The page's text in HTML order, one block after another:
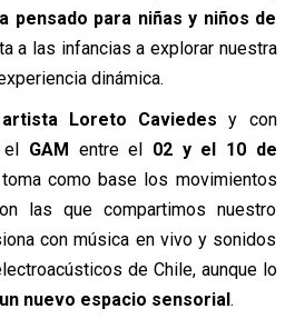
pensado para niñas y niños de
a las infancias a explorar nuestra
dinámica.
artista Loreto Caviedes y con
el GAM entre el 02 y el 10 de
como base los movimientos
las que compartimos nuestro
con música en vivo y sonidos
de Chile, aunque lo
nuevo espacio sensorial.